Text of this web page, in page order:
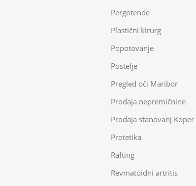
Pergotende
Plastični kirurg
Popotovanje
Postelje
Pregled oči Maribor
Prodaja nepremičnine
Prodaja stanovanj Koper
Protetika
Rafting
Revmatoidni artritis